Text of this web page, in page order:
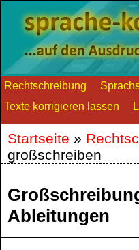
Rechtschreibung
Texte korrigieren lassen
Startseite »
großschreiben
Ableitungen